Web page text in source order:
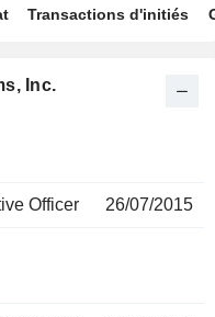
Transactions d'initiés
Inc.
Officer 26/07/2015